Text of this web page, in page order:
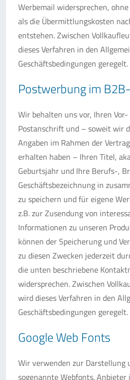
Werbemail widersprechen,
als die Übermittlungskosten
entstehen. Zwischen
dieses Verfahren in den
Geschäftsbedingungen geregelt.
Postwerbung im
Wir behalten uns vor, Ihren
Postanschrift und – soweit wir
Angaben im Rahmen der
erhalten haben – Ihren Titel,
Geburtsjahr und Ihre Berufs-,
Geschäftsbezeichnung in
zu speichern und für eigene
z.B. zur Zusendung von
Informationen zu unseren
können der Speicherung und
zu diesen Zwecken jederzeit
die unten beschriebene
widersprechen. Zwischen
wird dieses Verfahren in den
Geschäftsbedingungen geregelt.
Google Web Fonts
Wir verwenden zur Darstellung
sogenannte Webfonts. Anbieter